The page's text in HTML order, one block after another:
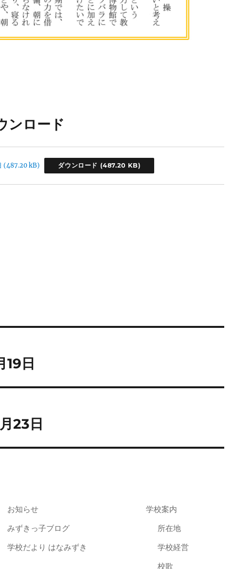
ンロード
ダウンロード
日
23日
お知らせ
みずきっ子ブログ
学校だより はなみずき
学校案内
所在地
学校経営
校歌